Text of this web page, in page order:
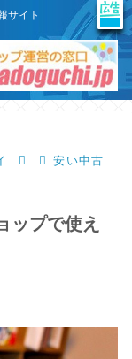
X
ます
サイト
安い中古
ップで使え